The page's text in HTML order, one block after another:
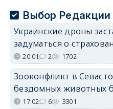
Выбор Редакции
Украинские дроны
задуматься о
20:01 2 1702
Зооконфликт в
бездомных животных
17:02 6 3301